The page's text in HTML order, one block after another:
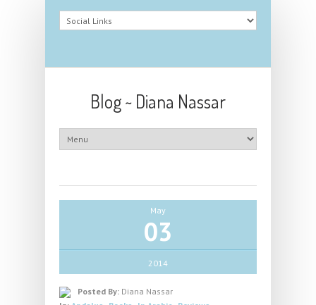
Blog ~ Diana Nassar
May
03
2014
Posted By: Diana Nassar